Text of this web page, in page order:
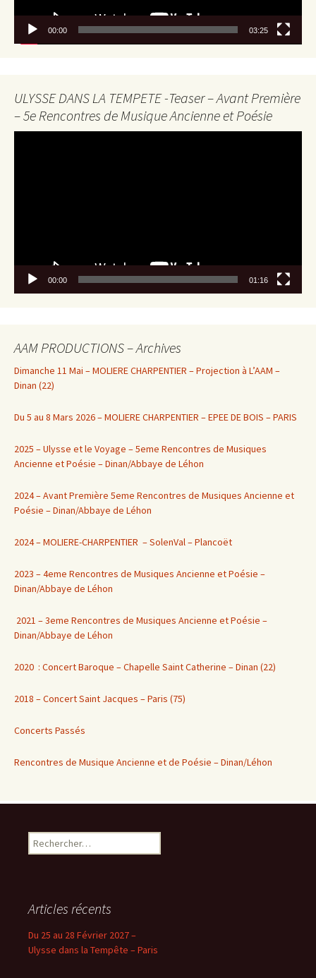
00:00 03:25
ULYSSE DANS LA TEMPETE -Teaser – Avant Première
– 5e Rencontres de Musique Ancienne et Poésie
00:00 01:16
AAM PRODUCTIONS – Archives
Dimanche 11 Mai – MOLIERE CHARPENTIER – Projection à L’AAM –
Dinan (22)
Du 5 au 8 Mars 2026 – MOLIERE CHARPENTIER – EPEE DE BOIS – PARIS
2025 – Ulysse et le Voyage – 5eme Rencontres de Musiques
Ancienne et Poésie – Dinan/Abbaye de Léhon
2024 – Avant Première 5eme Rencontres de Musiques Ancienne et
Poésie – Dinan/Abbaye de Léhon
2024 – MOLIERE-CHARPENTIER – SolenVal – Plancoët
2023 – 4eme Rencontres de Musiques Ancienne et Poésie –
Dinan/Abbaye de Léhon
2021 – 3eme Rencontres de Musiques Ancienne et Poésie –
Dinan/Abbaye de Léhon
2020 : Concert Baroque – Chapelle Saint Catherine – Dinan (22)
2018 – Concert Saint Jacques – Paris (75)
Concerts Passés
Rencontres de Musique Ancienne et de Poésie – Dinan/Léhon
Rechercher :
Articles récents
Du 25 au 28 Février 2027 –
Ulysse dans la Tempête – Paris